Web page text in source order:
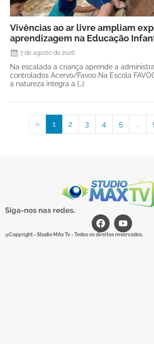
Vivências ao ar livre ampliam
aprendizagem na Educação
7 de agosto de 2026
Na escalada a criança aprende a
controlados Acervo/Favoo Na Escola
a natureza integra a […]
« 1 2 3 4 5 ...
Siga-nos nas redes.
@Copyright - Studio MAx Tv - Todos os direitos reservados.